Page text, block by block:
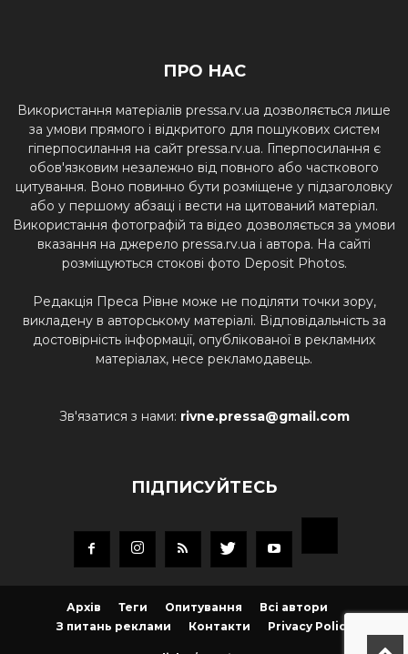
ПРО НАС
Використання матеріалів pressa.rv.ua дозволяється лише
за умови прямого і відкритого для пошукових систем
гіперпосилання на сайт pressa.rv.ua. Гіперпосилання є
обов'язковим незалежно від повного або часткового
цитування. Воно повинно бути розміщене у підзаголовку
або у першому абзаці і вести на цитований матеріал.
Використання фотографій та відео дозволяється за умови
вказання на джерело pressa.rv.ua і автора. На сайті
розміщуються стокові фото Deposit Photos.
Редакція Преса Рівне може не поділяти точки зору,
викладену в авторському матеріалі. Відповідальність за
достовірність інформації, опублікованої в рекламних
матеріалах, несе рекламодавець.
Зв'язатися з нами: rivne.pressa@gmail.com
ПІДПИСУЙТЕСЬ
Архів Теги Опитування
Всі автори
З питань реклами
Контакти Privacy Policy